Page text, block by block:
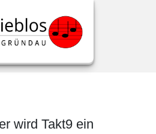
wird Takt9 ein